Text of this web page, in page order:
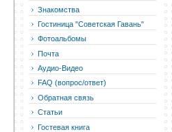
Знакомства
Гостиница "Советская Гавань"
Фотоальбомы
Почта
Аудио-Видео
FAQ (вопрос/ответ)
Обратная связь
Статьи
Гостевая книга